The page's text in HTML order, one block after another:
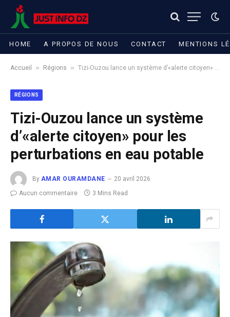
HOME A PROPOS DE NOUS CONTACT MENTIONS
Accueil » Régions » Tizi-Ouzou lance un système d’«alerte citoyen» pour les perturbations en eau potable
RÉGIONS
Tizi-Ouzou lance un système
d’«alerte citoyen» pour les
perturbations en eau potable
By AMAR OURAMDANE
20 avril 2026
Aucun commentaire
3 Mins Read